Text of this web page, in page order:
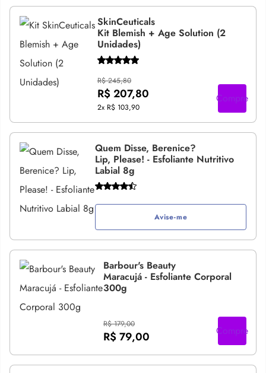
SkinCeuticals
Kit Blemish + Age Solution (2
Unidades)
R$ 245,80
R$ 207,80
2x R$ 103,90
Compre
Quem Disse, Berenice?
Lip, Please! - Esfoliante Nutritivo
Labial 8g
Avise-me
Barbour's Beauty
Maracujá - Esfoliante Corporal
300g
R$ 179,00
R$ 79,00 Compre